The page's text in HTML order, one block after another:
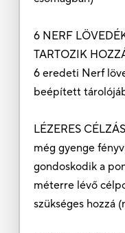
6 NERF
TARTOZIK
6 eredeti Nerf
beépített
LÉZERES
még gyenge
gondoskodik a
méterre lévő
szükséges hozzá